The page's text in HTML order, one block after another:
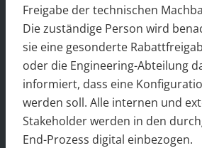
Freigabe der technischen
Die zuständige Person wird
sie eine gesonderte
oder die Engineering-Abteilung
informiert, dass eine
werden soll. Alle internen und
Stakeholder werden in den
End-Prozess digital einbezogen.